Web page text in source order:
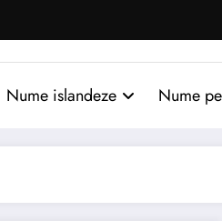
Nume islandeze Nume